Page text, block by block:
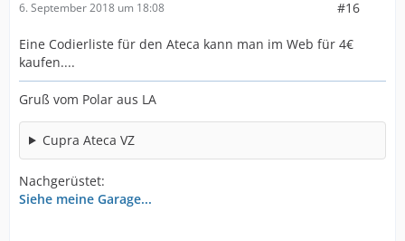
6. September 2018 um 18:08 #16
Eine Codierliste für den Ateca kann man im Web für 4€
kaufen....
Gruß vom Polar aus LA
Cupra Ateca VZ
Nachgerüstet:
Siehe meine Garage...